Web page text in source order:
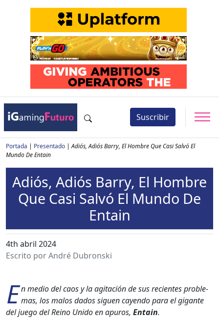
Suscribir
Portada | Presentado |Adiós, Adiós Barry, El Hombre Que Casi Salvó El
Mundo De Entain
Adiós, Adiós Barry, El Hombre
Que Casi Salvó El Mundo De
Entain
4th abril 2024
Escrito por André Dubronski
En medio del caos y la agitación de sus recientes prob­le­
mas, los mal­os dados siguen cayen­do para el gigante
del juego del Reino Unido en apuros, Entain.